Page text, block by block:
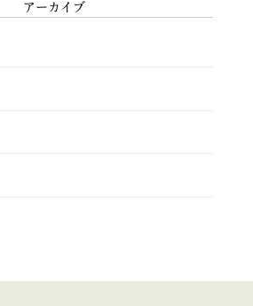
アーカイブ